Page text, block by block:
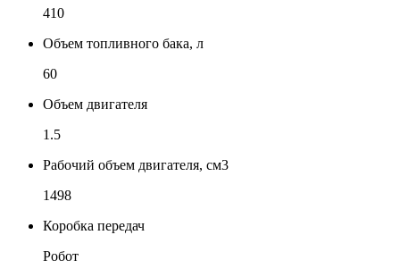
410
Объем топливного бака, л
60
Объем двигателя
1.5
Рабочий объем двигателя, см3
1498
Коробка передач
Робот